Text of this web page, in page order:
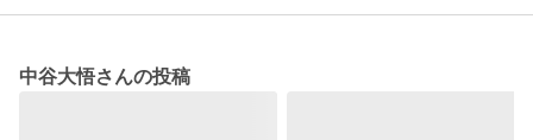
中谷大悟さんの投稿